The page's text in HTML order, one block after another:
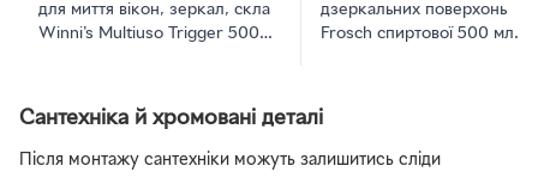
для миття вікон, зеркал, скла
Winni's Multiuso Trigger 500
дзеркальних поверхонь
Frosch спиртової 500 мл
Сантехніка й хромовані деталі
Після монтажу сантехніки можуть залишитись сліди